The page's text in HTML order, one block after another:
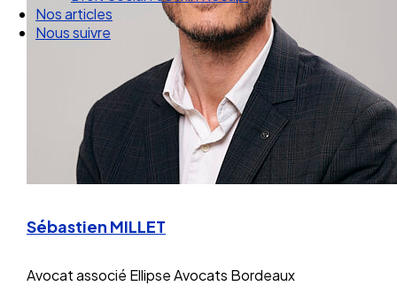
Droit Social : 60 min Recap’
Nos articles
Sébastien MILLET
Avocat associé Ellipse Avocats Bordeaux